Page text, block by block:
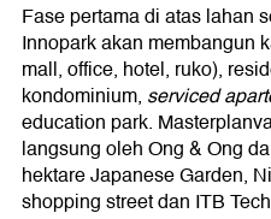
Fase pertama di atas lahan
Innopark akan membangun
mall, office, hotel, ruko),
kondominium, serviced
education park.
langsung oleh Ong & Ong
hektare Japanese Garden,
shopping street dan ITB